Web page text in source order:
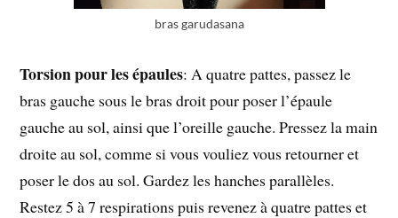
bras garudasana
Torsion pour les épaules: A quatre pattes, passez le
bras gauche sous le bras droit pour poser l’épaule
gauche au sol, ainsi que l’oreille gauche. Pressez la main
droite au sol, comme si vous vouliez vous retourner et
poser le dos au sol. Gardez les hanches parallèles.
Restez 5 à 7 respirations puis revenez à quatre pattes et